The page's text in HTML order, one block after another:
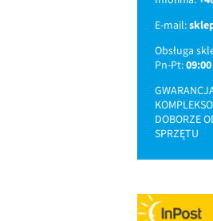
E-mail:
Obsługa
Pn-Pt:
DOBORZE
SPRZĘTU